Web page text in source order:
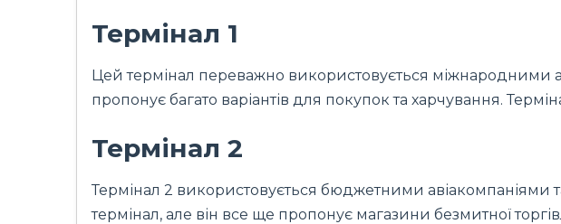
Термінал 1
Цей термінал переважно використовується міжнародними
пропонує багато варіантів для покупок та харчування.
Термінал 2
Термінал 2 використовується бюджетними
термінал, але він все ще пропонує магазини безмитної